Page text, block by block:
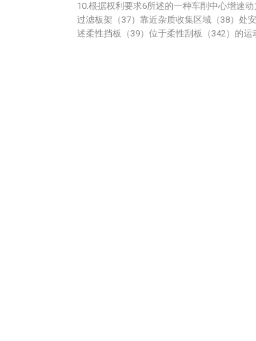
10.根据权利要求6所述的一种车削中心增速
过滤板架（37）靠近杂质收集区域（38）处
述柔性挡板（39）位于柔性刮板（342）的运